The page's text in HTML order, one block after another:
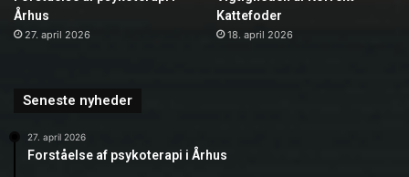
Århus
27. april 2026
Kattefoder
18. april 2026
Seneste nyheder
27. april 2026
Forståelse af psykoterapi i Århus